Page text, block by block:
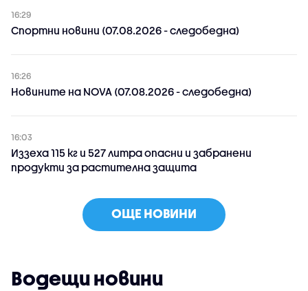
16:29
Спортни новини (07.08.2026 - следобедна)
16:26
Новините на NOVA (07.08.2026 - следобедна)
16:03
Иззеха 115 кг и 527 литра опасни и забранени
продукти за растителна защита
ОЩЕ НОВИНИ
Водещи новини